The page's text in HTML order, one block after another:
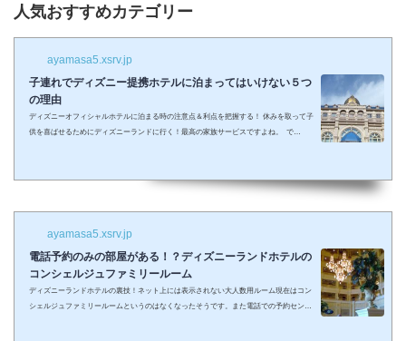
人気おすすめカテゴリー
ayamasa5.xsrv.jp
子連れでディズニー提携ホテルに泊まってはいけない５つ
の理由
ディズニーオフィシャルホテルに泊まる時の注意点＆利点を把握する！ 休みを取って子
供を喜ばせるためにディズニーランドに行く！最高の家族サービスですよね。 で
ラした夢の国を可愛い我が子に見せたかったのに・・・。 そんな時、「ディズニーラ...
ayamasa5.xsrv.jp
電話予約のみの部屋がある！？ディズニーランドホテルの
コンシェルジュファミリールーム
ディズニーランドホテルの裏技！ネット上には表示されない大人数用ルーム現在はコン
シェルジュファミリールームというのはなくなったそうです。また電話での予約センタ